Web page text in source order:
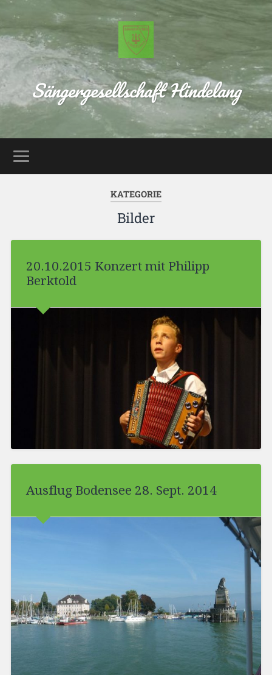
Sängergesellschaft Hindelang
KATEGORIE
Bilder
20.10.2015 Konzert mit Philipp
Berktold
Ausflug Bodensee 28. Sept. 2014